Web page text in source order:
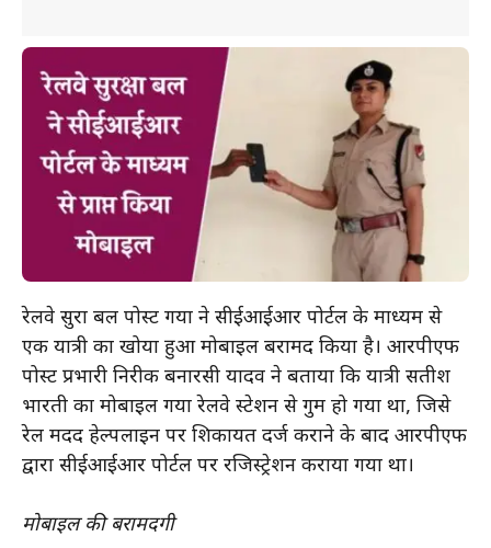
रेलवे सुरक्षा बल पोस्ट गया ने सीईआईआर पोर्टल के माध्यम से
एक यात्री का खोया हुआ मोबाइल बरामद किया है। आरपीएफ
पोस्ट प्रभारी निरीक्षक बनारसी यादव ने बताया कि यात्री सतीश
भारती का मोबाइल गया रेलवे स्टेशन से गुम हो गया था, जिसे
रेल मदद हेल्पलाइन पर शिकायत दर्ज कराने के बाद आरपीएफ
द्वारा सीईआईआर पोर्टल पर रजिस्ट्रेशन कराया गया था।
मोबाइल की बरामदगी